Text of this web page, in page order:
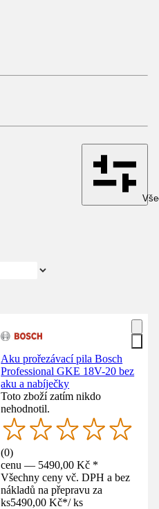
Aku prořezávací pila Bosch
Professional GKE 18V-20 bez
aku a nabíječky
Toto zboží zatím nikdo
nehodnotil.
(0)
cenu — 5490,00 Kč *
Všechny ceny vč. DPH a bez
nákladů na přepravu za
ks5490,00 Kč*/ ks